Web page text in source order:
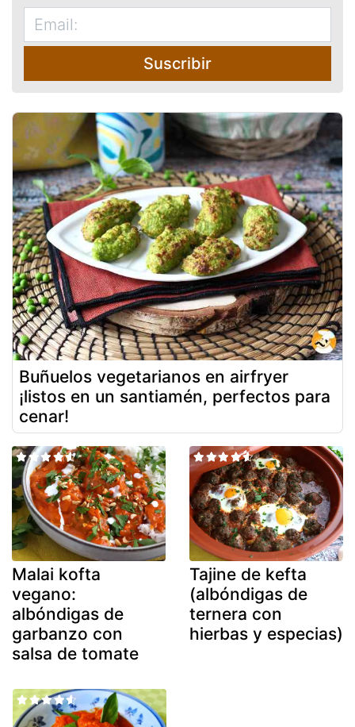
Suscribir
Buñuelos vegetarianos en airfryer
¡listos en un santiamén, perfectos para
cenar!
Malai kofta
vegano:
albóndigas de
garbanzo con
salsa de tomate
Tajine de kefta
(albóndigas de
ternera con
hierbas y especias)